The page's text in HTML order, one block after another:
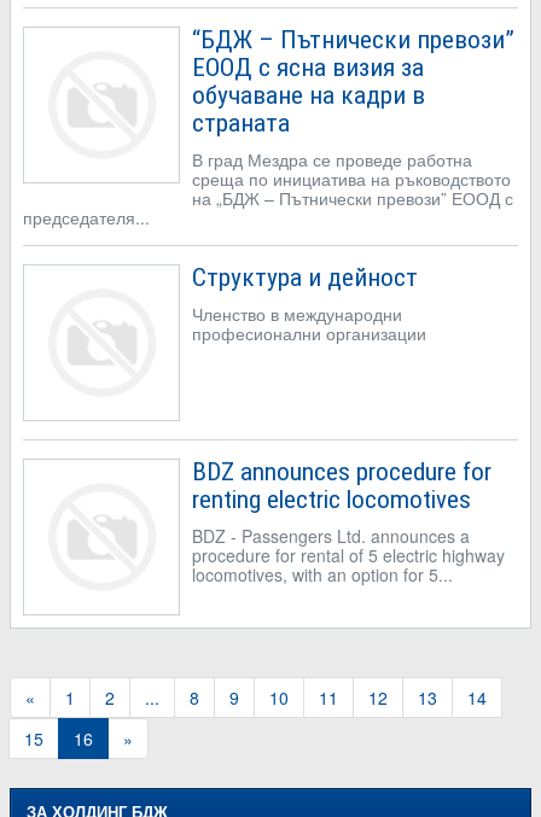
“БДЖ – Пътнически превози”
ЕООД с ясна визия за
обучаване на кадри в
страната
В град Мездра се проведе работна
среща по инициатива на ръководството
на „БДЖ – Пътнически превози” ЕООД с
председателя...
Структура и дейност
Членство в международни
професионални организации
BDZ announces procedure for
renting electric locomotives
BDZ - Passengers Ltd. announces a
procedure for rental of 5 electric highway
locomotives, with an option for 5...
« 1 2 ... 8 9 10 11 12 13
14
15
16 »
ЗА ХОЛДИНГ БДЖ